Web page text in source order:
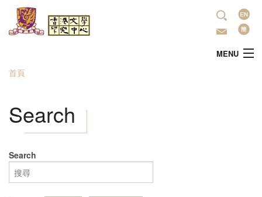
移至主內容
語
言
MENU
中心簡介
學術研究
您在這裡
首頁
Search
Search